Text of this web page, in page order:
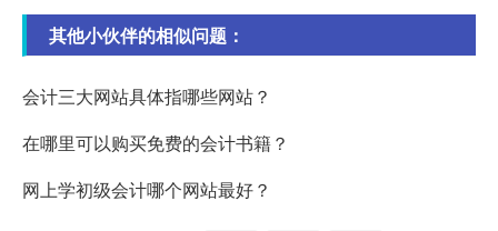
其他小伙伴的相似问题：
会计三大网站具体指哪些网站？
在哪里可以购买免费的会计书籍？
网上学初级会计哪个网站最好？